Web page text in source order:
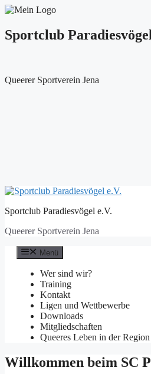
Sportclub
Queerer Sportverein Jena
Zum
springen
Sportclub Paradiesvögel e.V.
Queerer Sportverein Jena
Menü
Wer sind wir?
Training
Kontakt
Ligen und Wettbewerbe
Downloads
Mitgliedschaften
Queeres Leben in der Region
Willkommen beim SC